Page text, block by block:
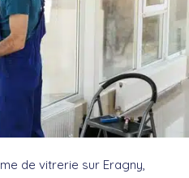
de vitrerie sur Eragny,